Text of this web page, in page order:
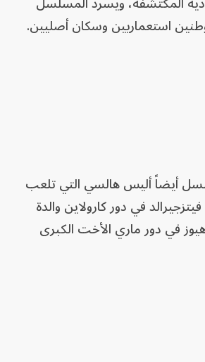
استعماريين وسكان أصليين.
أيضاً أليس هالسي التي تلعب
في دور كارولاين ‌والدة
في دور ماري الأخت الكبرى